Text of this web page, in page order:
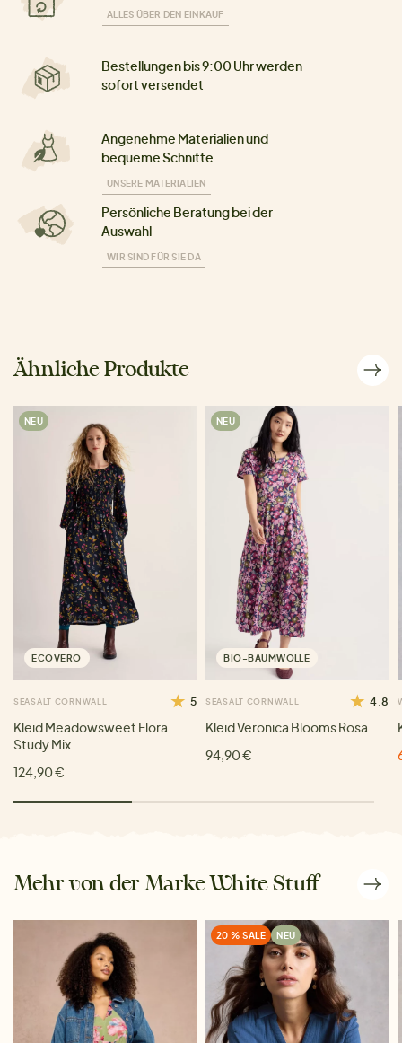
ALLES ÜBER DEN EINKAUF
Bestellungen bis 9:00 Uhr werden
sofort versendet
Angenehme Materialien und
bequeme Schnitte
UNSERE MATERIALIEN
Persönliche Beratung bei der
Auswahl
WIR SIND FÜR SIE DA
Ähnliche Produkte
NEU
ECOVERO
SEASALT CORNWALL 5
Kleid Meadowsweet Flora
Study Mix
124,90 €
NEU
BIO-BAUMWOLLE
SEASALT CORNWALL 4.8
Kleid Veronica Blooms Rosa
94,90 €
Mehr von der Marke White Stuff
20 % SALE NEU